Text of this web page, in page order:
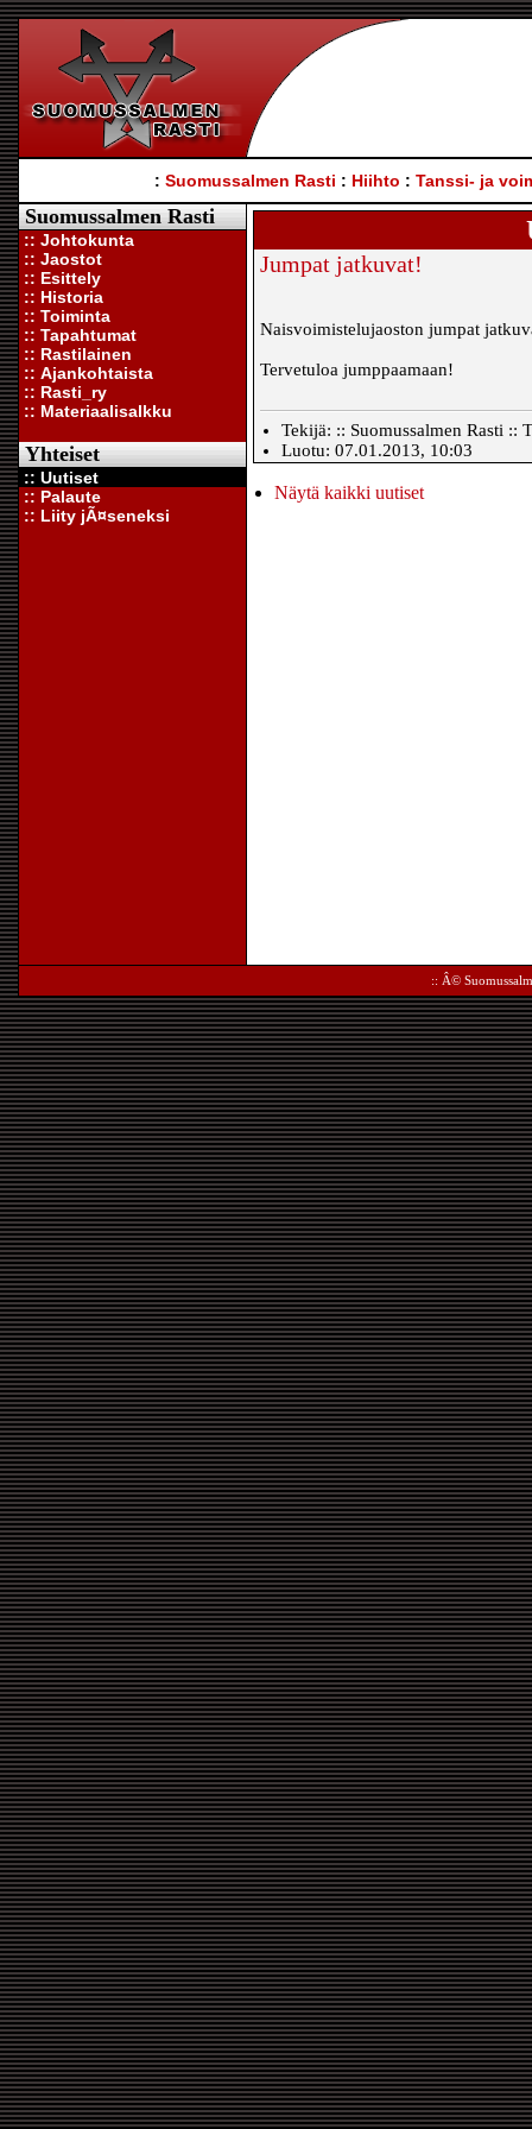
: Suomussalmen Rasti : Hiihto : Tanssi- ja
Suomussalmen Rasti
:: Johtokunta
:: Jaostot
:: Esittely
:: Historia
:: Toiminta
:: Tapahtumat
:: Rastilainen
:: Ajankohtaista
:: Rasti_ry
:: Materiaalisalkku
Yhteiset
:: Uutiset
:: Palaute
:: Liity jÃ¤seneksi
Jumpat jatkuvat!
Naisvoimistelujaoston jumpat
Tervetuloa jumppaamaan!
Tekijä: :: Suomussalmen Rasti ::
Luotu: 07.01.2013, 10:03
Näytä kaikki uutiset
:: Â©